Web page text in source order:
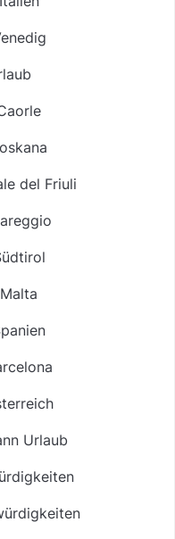
del Friuli
Urlaub